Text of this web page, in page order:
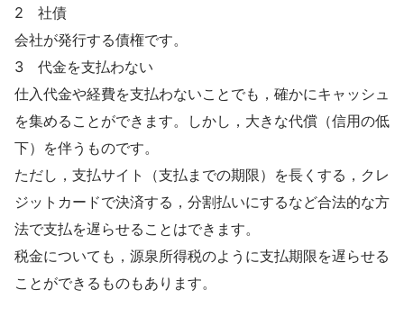
2 社債
会社が発行する債権です。
3 代金を支払わない
仕入代金や経費を支払わないことでも，確かにキャッシュ
を集めることができます。しかし，大きな代償（信用の低
下）を伴うものです。
ただし，支払サイト（支払までの期限）を長くする，クレ
ジットカードで決済する，分割払いにするなど合法的な方
法で支払を遅らせることはできます。
税金についても，源泉所得税のように支払期限を遅らせる
ことができるものもあります。